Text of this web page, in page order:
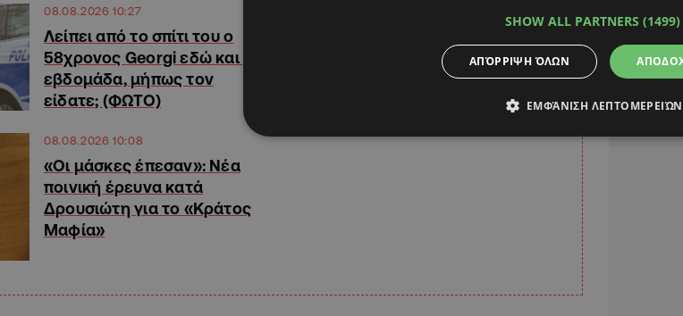
08.08.2026 10:27
Λείπει από το σπίτι του ο
58χρονος Georgi εδώ και μια
εβδομάδα, μήπως τον
είδατε; (ΦΩΤΟ)
08.08.2026 10:08
«Οι μάσκες έπεσαν»: Νέα
ποινική έρευνα κατά
Δρουσιώτη για το «Κράτος
Μαφία»
SHOW ALL PARTNERS
ΑΠΌΡΡΙΨΗ ΌΛΩΝ
ΕΜΦΆΝΙΣΗ ΛΕΠΤΟΜΕΡΕΙΏΝ